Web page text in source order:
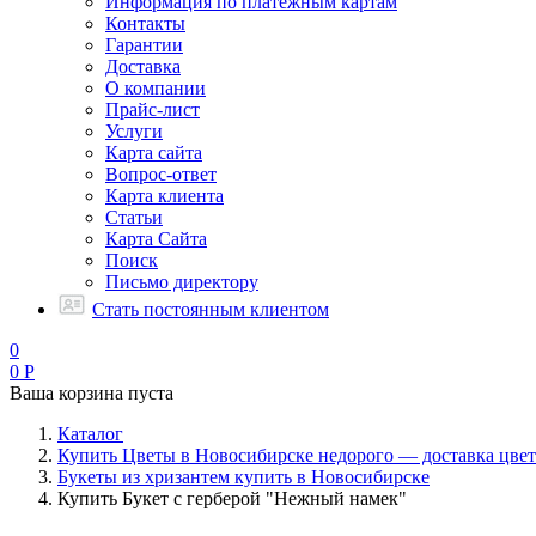
Контакты
Гарантии
Доставка
О компании
Прайс-лист
Услуги
Карта сайта
Вопрос-ответ
Карта клиента
Статьи
Карта Сайта
Поиск
Письмо директору
Стать постоянным клиентом
0
0 Р
Ваша корзина пуста
Каталог
Купить Цветы в Новосибирске недорого — доставка
Букеты из хризантем купить в Новосибирске
Купить Букет с герберой "Нежный намек"